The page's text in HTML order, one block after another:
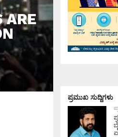
ARE
ಪ್ರಮುಖ ಸುದ್ದಿಗಳು